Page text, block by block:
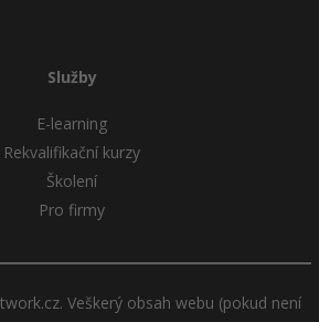
Služby
E-learning
Rekvalifikační kurzy
Školení
Pro firmy
Veškerý obsah webu (pokud není